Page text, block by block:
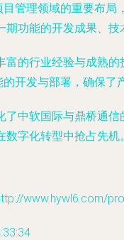
管理领域的重要布
功能的开发成果、
富的行业经验与成熟
开发与部署，确保了
了中软国际与鼎桥通
字化转型中抢占先机。
www.hywl6.com/